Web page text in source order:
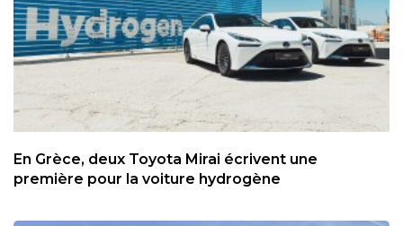
En Grèce, deux Toyota Mirai écrivent une
première pour la voiture hydrogène